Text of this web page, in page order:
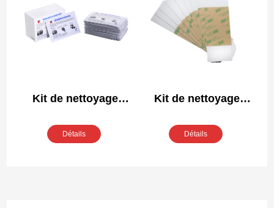
Kit de nettoyage
82133
Détails
Kit de nettoyage
81760
Détails